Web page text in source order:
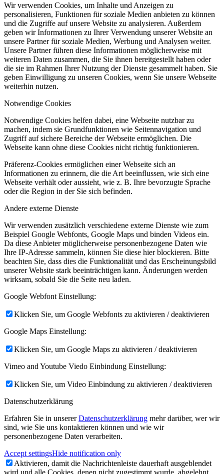
Wir verwenden Cookies, um Inhalte und Anzeigen zu
personalisieren, Funktionen für soziale Medien anbieten zu können
und die Zugriffe auf unsere Website zu analysieren. Außerdem
geben wir Informationen zu Ihrer Verwendung unserer Website an
unsere Partner für soziale Medien, Werbung und Analysen weiter.
Unsere Partner führen diese Informationen möglicherweise mit
weiteren Daten zusammen, die Sie ihnen bereitgestellt haben oder
die sie im Rahmen Ihrer Nutzung der Dienste gesammelt haben. Sie
geben Einwilligung zu unseren Cookies, wenn Sie unsere Webseite
weiterhin nutzen.
Notwendige Cookies
Notwendige Cookies helfen dabei, eine Webseite nutzbar zu
machen, indem sie Grundfunktionen wie Seitennavigation und
Zugriff auf sichere Bereiche der Webseite ermöglichen. Die
Webseite kann ohne diese Cookies nicht richtig funktionieren.
Präferenz-Cookies ermöglichen einer Webseite sich an
Informationen zu erinnern, die die Art beeinflussen, wie sich eine
Webseite verhält oder aussieht, wie z. B. Ihre bevorzugte Sprache
oder die Region in der Sie sich befinden.
Andere externe Dienste
Wir verwenden zusätzlich verschiedene externe Dienste wie zum
Beispiel Google Webfonts, Google Maps und binden Videos ein.
Da diese Anbieter möglicherweise personenbezogene Daten wie
Ihre IP-Adresse sammeln, können Sie diese hier blockieren. Bitte
beachten Sie, dass dies die Funktionalität und das Erscheinungsbild
unserer Website stark beeinträchtigen kann. Änderungen werden
wirksam, sobald Sie die Seite neu laden.
Google Webfont Einstellung:
Klicken Sie, um Google Webfonts zu aktivieren / deaktivieren
Google Maps Einstellung:
Klicken Sie, um Google Maps zu aktivieren / deaktivieren
Vimeo and Youtube Viedo Einbindung Einstellung:
Klicken Sie, um Video Einbindung zu aktivieren / deaktivieren
Datenschutzerklärung
Erfahren Sie in unsererDatenschutzerklärung mehr darüber, wer wir
sind, wie Sie uns kontaktieren können und wie wir
personenbezogene Daten verarbeiten.
Accept settingsHide notification only
Aktivieren, damit die Nachrichtenleiste dauerhaft ausgeblendet
wird und alle Cookies, denen nicht zugestimmt wurde, abgelehnt